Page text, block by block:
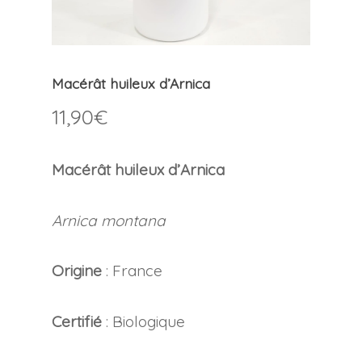
Macérât huileux d’Arnica
11,90€
Macérât huileux d’Arnica
Arnica montana
Origine : France
Certifié : Biologique